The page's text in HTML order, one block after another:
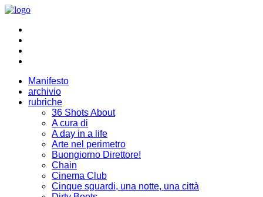
Manifesto
archivio
rubriche
36 Shots About
A cura di
A day in a life
Arte nel perimetro
Buongiorno Direttore!
Chain
Cinema Club
Cinque sguardi, una notte, una città